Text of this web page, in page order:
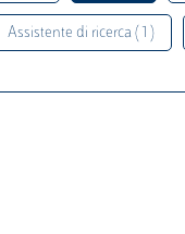
Assistente di ricerca ( 1 )